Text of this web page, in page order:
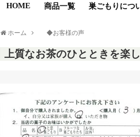
HOME 商品一覧 巣ごもりにつ
ホーム ◆お客様の声
上質なお茶のひとときを楽